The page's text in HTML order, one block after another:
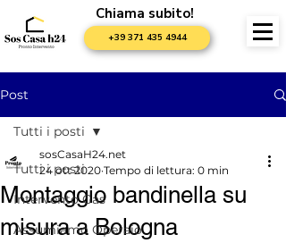
+39 371 435 4944
Chiama subito!
Post
Tutti i posti
Intervento Gas
Assumiamo Operaio
Tutti i posti
Montaggio bandinella su
misura a Bologna
sosCasaH24.net
24 ott 2020 Tempo di lettura: 0 min